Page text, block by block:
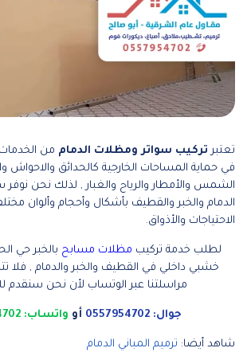
تعتبر تركيب سواتر ومظلات الدمام من
في حماية المساحات الخارجية كالحدائق
الشمس والأمطار والرياح والغبار , لذلك نحن
الدمام والخبر والقطيف بأشكال وأحجام وألوان
الاحتياجات والأذواق.
لطلب خدمة تركيب مظلات مسابح بالخبر حي
خشبي داخلي في القطيف والخبر والدمام , فلا
مراسلتنا عبر الوتساب لأن نحن سنقدم
جوال: 0557954702 أو واتساب: 0557954702
شاهد أيضا: ترميم المباني الدمام